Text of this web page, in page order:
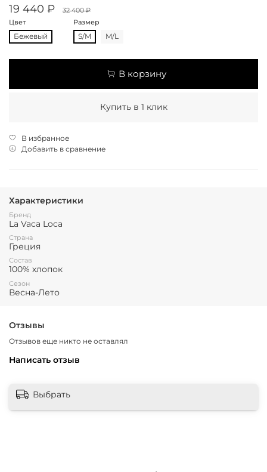
19 440 ₽
32 400 ₽
Цвет
Бежевый
Размер
S/M M/L
В корзину
Купить в 1 клик
В избранное
Добавить в сравнение
Характеристики
Бренд
La Vaca Loca
Страна
Греция
Состав
100% хлопок
Сезон
Весна-Лето
Отзывы
Отзывов еще никто не оставлял
Написать отзыв
Выбрать